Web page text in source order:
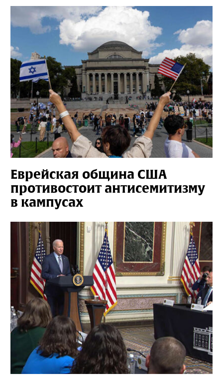
Еврейская община США
противостоит антисемитизму
в кампусах